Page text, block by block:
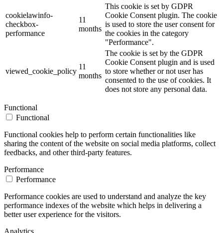
cookielawinfo-
checkbox-
performance
11
months
This cookie is set by GDPR
Cookie Consent plugin. The cookie
is used to store the user consent for
the cookies in the category
"Performance".
viewed_cookie_policy
11
months
The cookie is set by the GDPR
Cookie Consent plugin and is used
to store whether or not user has
consented to the use of cookies. It
does not store any personal data.
Functional
Functional
Functional cookies help to perform certain functionalities like
sharing the content of the website on social media platforms, collect
feedbacks, and other third-party features.
Performance
Performance
Performance cookies are used to understand and analyze the key
performance indexes of the website which helps in delivering a
better user experience for the visitors.
Analytics